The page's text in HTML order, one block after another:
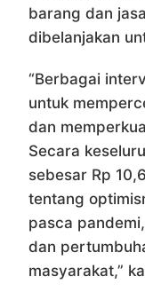
barang dan
dibelanjakan
“Berbagai
untuk
dan
Secara
sebesar Rp
tentang
pasca
dan
masyarakat,”